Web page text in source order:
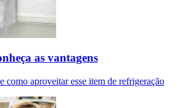
as vantagens
como aproveitar esse item de refrigeração